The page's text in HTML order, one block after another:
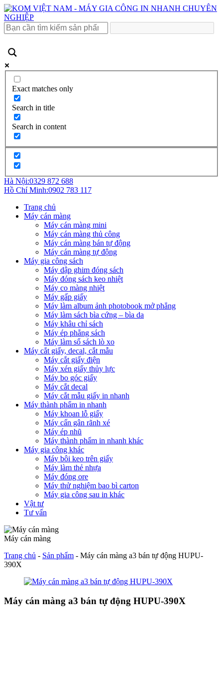
Exact matches only
Search in title
Search in content
Hà Nội:0329 872 688
Hồ Chí Minh:0902 783 117
Trang chủ
Máy cán màng
Máy cán màng mini
Máy cán màng thủ công
Máy cán màng bán tự động
Máy cán màng tự động
Máy gia công sách
Máy dập ghim đóng sách
Máy đóng sách keo nhiệt
Máy co màng nhiệt
Máy gấp giấy
Máy làm album ảnh photobook mở phẳng
Máy làm sách bìa cứng – bìa da
Máy khâu chỉ sách
Máy ép phẳng sách
Máy làm sổ sách lò xo
Máy cắt giấy, decal, cắt mẫu
Máy cắt giấy điện
Máy xén giấy thủy lực
Máy bo góc giấy
Máy cắt decal
Máy cắt mẫu giấy in nhanh
Máy thành phẩm in nhanh
Máy khoan lỗ giấy
Máy cấn gân rãnh xé
Máy ép nhũ
Máy thành phẩm in nhanh khác
Máy gia công khác
Máy bôi keo trên giấy
Máy làm thẻ nhựa
Máy đóng ore
Máy thử nghiệm bao bì carton
Máy gia công sau in khác
Vật tư
Tư vấn
Máy cán màng
Trang chủ - Sản phẩm - Máy cán màng a3 bán tự động HUPU-
390X
Máy cán màng a3 bán tự động HUPU-390X